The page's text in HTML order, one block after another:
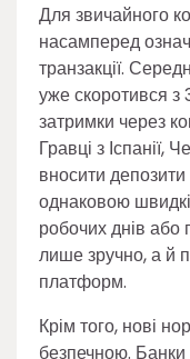
Для звичайного
насамперед
транзакції.
уже скоротився з
затримки через
Гравці з Іспанії,
вносити
однаковою
робочих днів або
лише зручно, а й
платформ.
Крім того, нові
безпечною. Банки